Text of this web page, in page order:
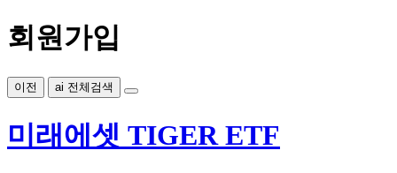
회원가입
이전 ai 전체검색
미래에셋 TIGER ETF